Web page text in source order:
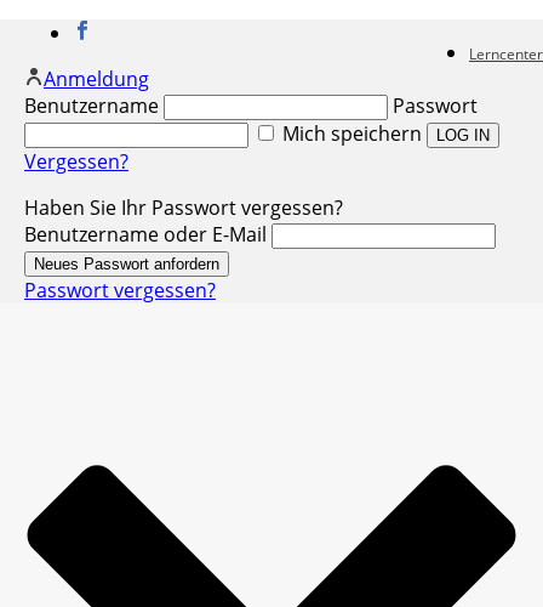
Lerncenter
Anmeldung
Benutzername
Passwort
Mich speichern
Vergessen?
Haben Sie Ihr Passwort vergessen?
Benutzername oder E-Mail
Passwort vergessen?